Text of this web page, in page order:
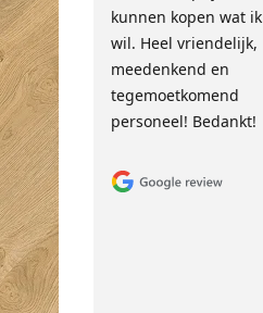
kunnen kopen wat ik
wil. Heel vriendelijk,
meedenkend en
tegemoetkomend
personeel! Bedankt!